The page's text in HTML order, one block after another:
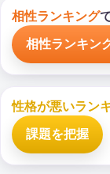
相性ランキング
相性ランキン
性格が悪いラン
課題を把握